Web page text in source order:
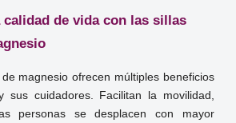
calidad de vida con las sillas
magnesio ofrecen múltiples beneficios
sus cuidadores. Facilitan la movilidad,
personas se desplacen con mayor